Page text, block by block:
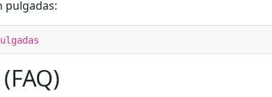
pulgadas: